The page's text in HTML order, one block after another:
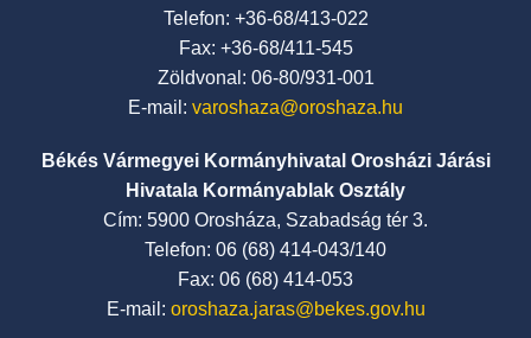
Telefon: +36-68/413-022
Fax: +36-68/411-545
Zöldvonal: 06-80/931-001
E-mail: varoshaza@oroshaza.hu
Békés Vármegyei Kormányhivatal Orosházi Járási
Hivatala Kormányablak Osztály
Cím: 5900 Orosháza, Szabadság tér 3.
Telefon: 06 (68) 414-043/140
Fax: 06 (68) 414-053
E-mail: oroshaza.jaras@bekes.gov.hu